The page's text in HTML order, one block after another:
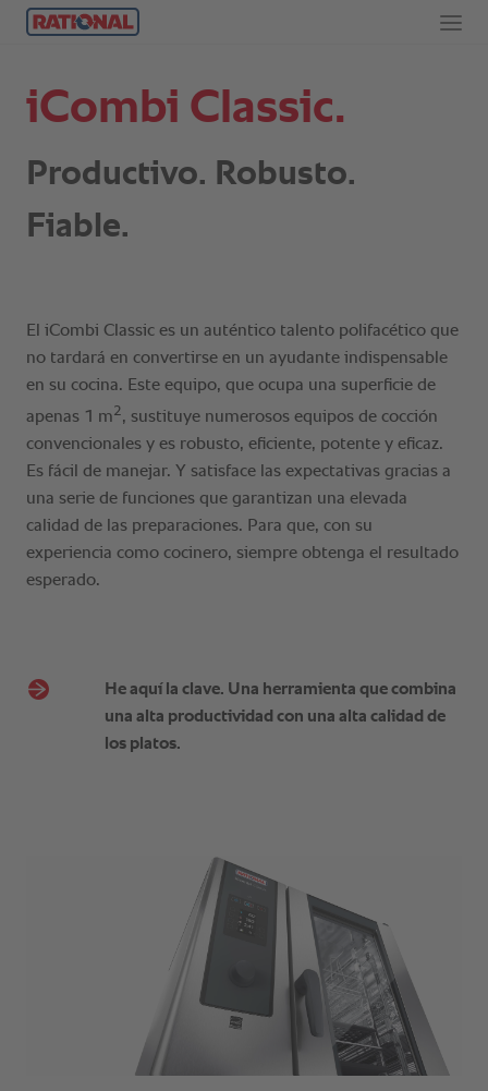
iCombi Classic.
Productivo. Robusto.
Fiable.
He aquí la clave. Una herramienta que combina
una alta productividad con una alta calidad de
los platos.